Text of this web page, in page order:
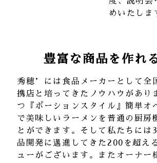
めいたしま
豊富な商品を作れ
秀穂’には食品メーカーとして全
携店と培ってきたノウハウがあり
つ『ポーションスタイル』簡単オ
で美味しいラーメンを普通の厨房
とができます。そして私たちには
品開発に邁進してきた200を超え
ューがございます。またオーナー